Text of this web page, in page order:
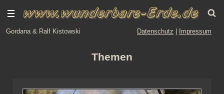
Gordana & Ralf Kistowski Datenschutz Impressum
Themen